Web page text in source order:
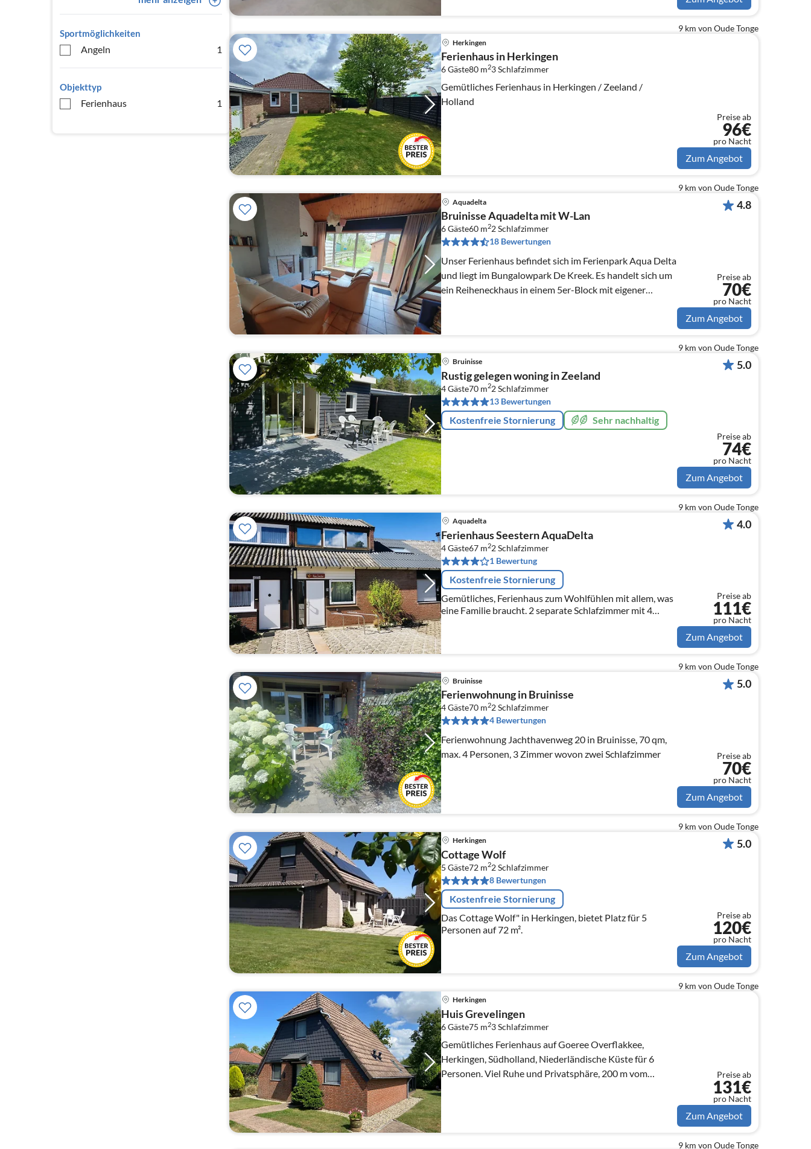
Sportmöglichkeiten
Angeln 1
Objekttyp
Ferienhaus 1
9 km von Oude Tonge
Herkingen
Ferienhaus in Herkingen
6 Gäste80 m23Schlafzimmer
Gemütliches Ferienhaus in Herkingen / Zeeland /
Holland
Preise ab
96€
pro Nacht
Zum Angebot
9 km von Oude Tonge
Aquadelta
Bruinisse Aquadelta mit W-Lan
6 Gäste60 m22Schlafzimmer
18 Bewertungen
Unser Ferienhaus befindet sich im Ferienpark Aqua Delta
und liegt im Bungalowpark De Kreek. Es handelt sich um
ein Reiheneckhaus in einem 5er-Block mit eigener
Terasse.
4.8
Preise ab
70€
pro Nacht
Zum Angebot
9 km von Oude Tonge
Bruinisse
Rustig gelegen woning in Zeeland
4 Gäste70 m22Schlafzimmer
13 Bewertungen
Kostenfreie Stornierung Sehr nachhaltig
5.0
Preise ab
74€
pro Nacht
Zum Angebot
9 km von Oude Tonge
Aquadelta
Ferienhaus Seestern AquaDelta
4 Gäste67 m22Schlafzimmer
1 Bewertung
Kostenfreie Stornierung
Gemütliches, Ferienhaus zum Wohlfühlen mit allem, was
eine Familie braucht. 2 separate Schlafzimmer mit 4
Schlafmöglichkeiten Küche / Esszimmer / Terrasse
Wohnzimmer / Kamin / TV
4.0
Preise ab
111€
pro Nacht
Zum Angebot
9 km von Oude Tonge
Bruinisse
Ferienwohnung in Bruinisse
4 Gäste70 m22Schlafzimmer
4 Bewertungen
Ferienwohnung Jachthavenweg 20 in Bruinisse, 70 qm,
max. 4 Personen, 3 Zimmer wovon zwei Schlafzimmer
5.0
Preise ab
70€
pro Nacht
Zum Angebot
9 km von Oude Tonge
Herkingen
Cottage Wolf
5 Gäste72 m22Schlafzimmer
8 Bewertungen
Kostenfreie Stornierung
Das Cottage Wolf" in Herkingen, bietet Platz für 5
Personen auf 72 m².
5.0
Preise ab
120€
pro Nacht
Zum Angebot
9 km von Oude Tonge
Herkingen
Huis Grevelingen
6 Gäste75 m23Schlafzimmer
Gemütliches Ferienhaus auf Goeree Overflakkee,
Herkingen, Südholland, Niederländische Küste für 6
Personen. Viel Ruhe und Privatsphäre, 200 m vom
Grevelingenmeer entfernt
Preise ab
131€
pro Nacht
Zum Angebot
9 km von Oude Tonge